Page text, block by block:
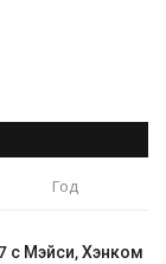
Год
с Мэйси, Хэнком